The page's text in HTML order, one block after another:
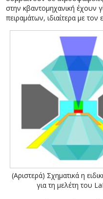
στην κβαντομηχανική έχουν
πειραμάτων, ιδιαίτερα με
(Αριστερά) Σχηματικά η
για τη μελέτη του